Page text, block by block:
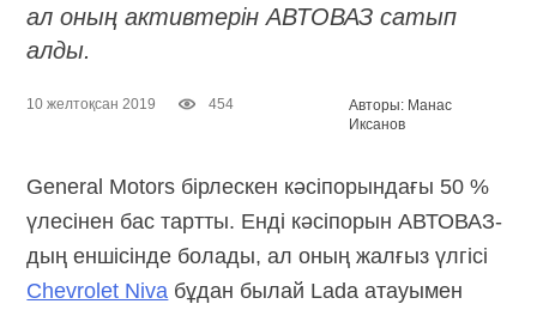
ал оның активтерін АВТОВАЗ сатып
алды.
10 желтоқсан 2019 454
Авторы: Манас
Иксанов
General Motors бірлескен кәсіпорындағы 50 %
үлесінен бас тартты. Енді кәсіпорын АВТОВАЗ-
дың еншісінде болады, ал оның жалғыз үлгісі
Chevrolet Niva бұдан былай Lada атауымен